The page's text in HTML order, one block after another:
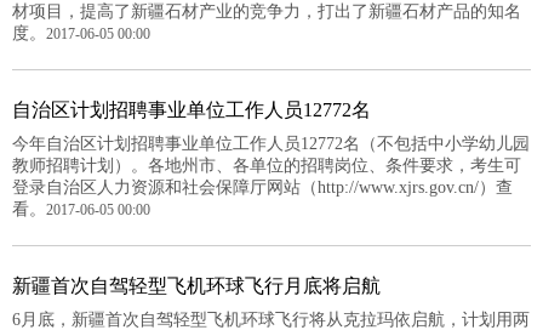
材项目，提高了新疆石材产业的竞争力，打出了新疆石材产品的知名
度。 2017-06-05 00:00
自治区计划招聘事业单位工作人员12772名
今年自治区计划招聘事业单位工作人员12772名（不包括中小学幼儿园
教师招聘计划）。各地州市、各单位的招聘岗位、条件要求，考生可
登录自治区人力资源和社会保障厅网站（http://www.xjrs.gov.cn/）查
看。 2017-06-05 00:00
新疆首次自驾轻型飞机环球飞行月底将启航
6月底，新疆首次自驾轻型飞机环球飞行将从克拉玛依启航，计划用两